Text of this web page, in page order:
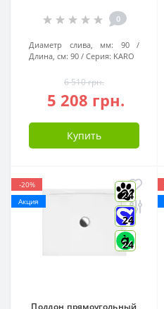
0
Диаметр слива, мм:
90
Длина, см: 90 Серия: KARO
6 510 грн.
5 208 грн.
Купить
-20%
Акция
24
24
24
Поддон прямоугольный